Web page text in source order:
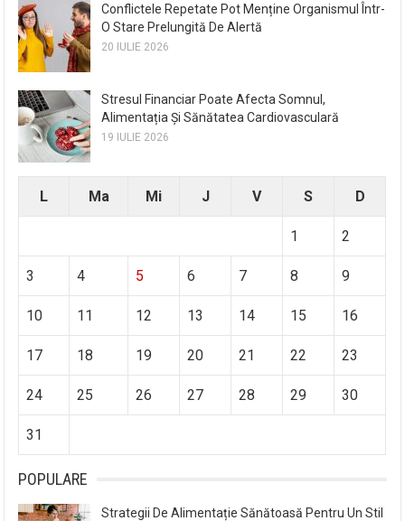
Conflictele Repetate Pot Menține Organismul Într-
O Stare Prelungită De Alertă
20 IULIE 2026
Stresul Financiar Poate Afecta Somnul,
Alimentația Și Sănătatea Cardiovasculară
19 IULIE 2026
L Ma Mi J V S D
1 2
3 4 5 6 7 8 9
10 11 12 13 14 15 16
17 18 19 20 21 22 23
24 25 26 27 28 29 30
31
POPULARE
Strategii De Alimentație Sănătoasă Pentru Un Stil